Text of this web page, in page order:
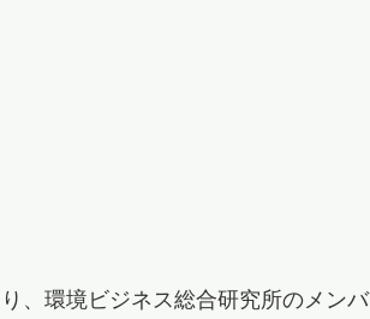
、環境ビジネス総合研究所のメンバ